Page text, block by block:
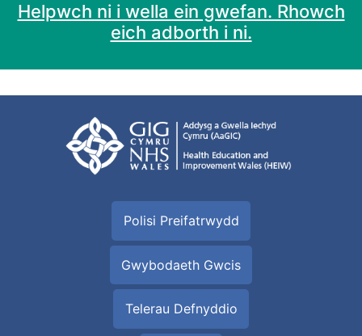
Helpwch ni i wella ein gwefan. Rhowch
eich adborth i ni.
Polisi Preifatrwydd
Gwybodaeth Gwcis
Telerau Defnyddio